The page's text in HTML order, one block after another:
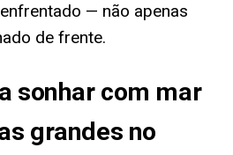
— não apenas
de frente.
sonhar com mar
grandes no